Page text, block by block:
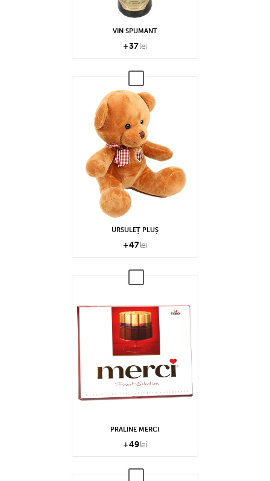
VIN SPUMANT
+37lei
URSULEȚ PLUȘ
+47lei
PRALINE MERCI
+49lei